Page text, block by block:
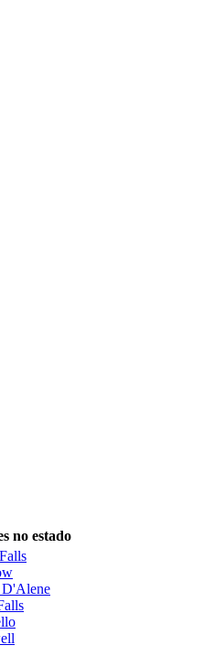
no estado
D'Alene